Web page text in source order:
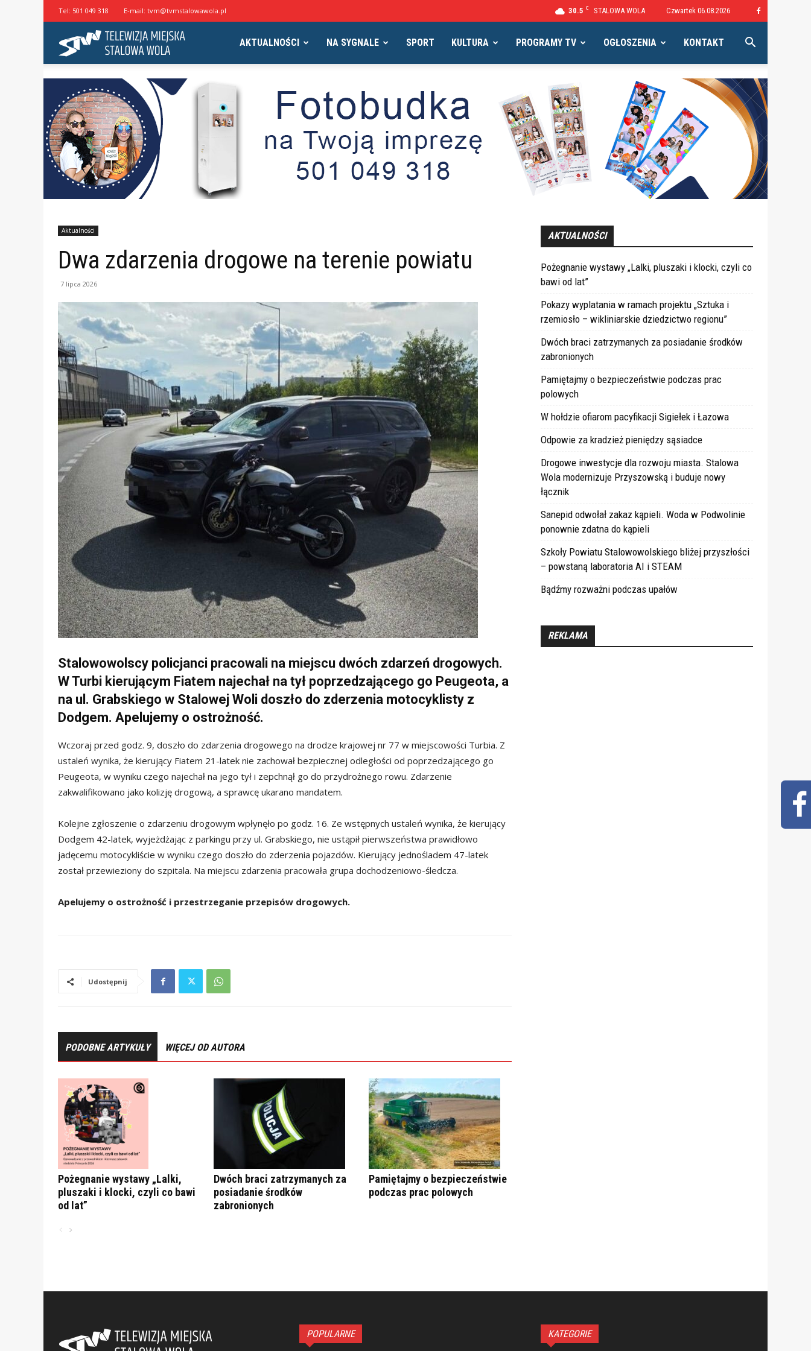
30.5 C STALOWA WOLA Czwartek 06.08.2026
Tel: 501 049 318 E-mail: tvm@tvmstalowawola.pl
Telewizja
Miejska
Stalowa
AKTUALNOŚCI NA SYGNALE SPORT KULTURA PROGRAMY TV OGŁOSZENIA KONTAKT
Aktualności
Dwa zdarzenia drogowe na terenie powiatu
7 lipca 2026
Stalowowolscy policjanci pracowali na miejscu dwóch zdarzeń drogowych.
W Turbi kierującym Fiatem najechał na tył poprzedzającego go Peugeota, a
na ul. Grabskiego w Stalowej Woli doszło do zderzenia motocyklisty z
Dodgem. Apelujemy o ostrożność.
Wczoraj przed godz. 9, doszło do zdarzenia drogowego na drodze krajowej nr 77 w miejscowości Turbia. Z
ustaleń wynika, że kierujący Fiatem 21-latek nie zachował bezpiecznej odległości od poprzedzającego go
Peugeota, w wyniku czego najechał na jego tył i zepchnął go do przydrożnego rowu. Zdarzenie
zakwalifikowano jako kolizję drogową, a sprawcę ukarano mandatem.
Kolejne zgłoszenie o zdarzeniu drogowym wpłynęło po godz. 16. Ze wstępnych ustaleń wynika, że kierujący
Dodgem 42-latek, wyjeżdżając z parkingu przy ul. Grabskiego, nie ustąpił pierwszeństwa prawidłowo
jadęcemu motocykliście w wyniku czego doszło do zderzenia pojazdów. Kierujący jednośladem 47-latek
został przewieziony do szpitala. Na miejscu zdarzenia pracowała grupa dochodzeniowo-śledcza.
Apelujemy o ostrożność i przestrzeganie przepisów drogowych.
Udostępnij
PODOBNE ARTYKUŁY WIĘCEJ OD AUTORA
Pożegnanie wystawy „Lalki,
pluszaki i klocki, czyli co bawi
od lat”
Dwóch braci zatrzymanych za
posiadanie środków
zabronionych
Pamiętajmy o bezpieczeństwie
podczas prac polowych
AKTUALNOŚCI
Pożegnanie wystawy „Lalki, pluszaki i klocki, czyli co
bawi od lat”
Pokazy wyplatania w ramach projektu „Sztuka i
rzemiosło – wikliniarskie dziedzictwo regionu”
Dwóch braci zatrzymanych za posiadanie środków
zabronionych
Pamiętajmy o bezpieczeństwie podczas prac
polowych
W hołdzie ofiarom pacyfikacji Sigiełek i Łazowa
Odpowie za kradzież pieniędzy sąsiadce
Drogowe inwestycje dla rozwoju miasta. Stalowa
Wola modernizuje Przyszowską i buduje nowy
łącznik
Sanepid odwołał zakaz kąpieli. Woda w Podwolinie
ponownie zdatna do kąpieli
Szkoły Powiatu Stalowowolskiego bliżej przyszłości
– powstaną laboratoria AI i STEAM
Bądźmy rozważni podczas upałów
REKLAMA
POPULARNE KATEGORIE